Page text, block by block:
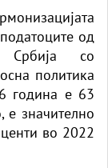
од
Србија со
политика
година е 63
е значително
во 2022